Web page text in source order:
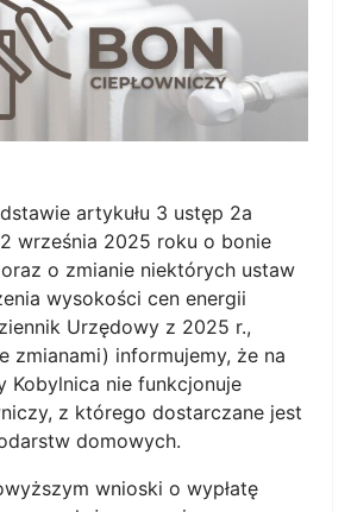
artykułu 3 ustęp 2a
września 2025 roku o bonie
o zmianie niektórych ustaw
wysokości cen energii
Urzędowy z 2025 r.,
zmianami) informujemy, że na
Kobylnica nie funkcjonuje
z którego dostarczane jest
domowych.
wnioski o wypłatę